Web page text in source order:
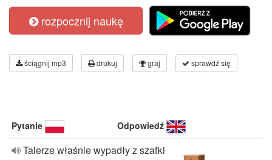
rozpocznij naukę
ściągnij mp3 drukuj graj sprawdź się
Pytanie Odpowiedź
Talerze właśnie wypadły z szafki